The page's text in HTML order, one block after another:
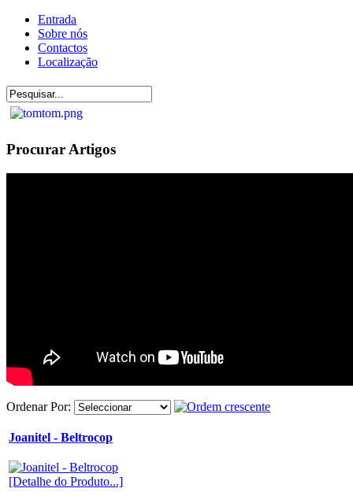
Entrada
Sobre nós
Contactos
Localização
Procurar Artigos
Ordenar Por:
Joanitel - Beltrocop
[Detalhe do Produto...]